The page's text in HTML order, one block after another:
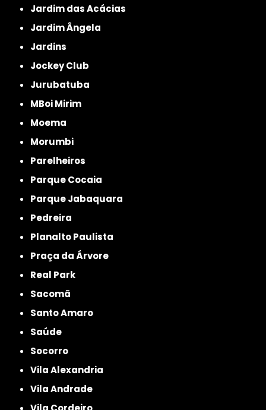
Jardim das Acácias
Jardim Ângela
Jardins
Jockey Club
Jurubatuba
MBoi Mirim
Moema
Morumbi
Parelheiros
Parque Cocaia
Parque Jabaquara
Pedreira
Planalto Paulista
Praça da Árvore
Real Park
Sacomã
Santo Amaro
Saúde
Socorro
Vila Alexandria
Vila Andrade